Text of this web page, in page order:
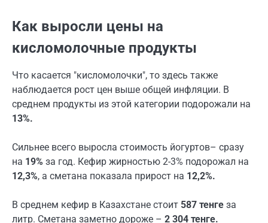
Как выросли цены на
кисломолочные продукты
Что касается "кисломолочки", то здесь также
наблюдается рост цен выше общей инфляции. В
среднем продукты из этой категории подорожали на
13%.
Сильнее всего выросла стоимость йогуртов– сразу
на 19% за год. Кефир жирностью 2-3% подорожал на
12,3%, а сметана показала прирост на 12,2%.
В среднем кефир в Казахстане стоит 587 тенге за
литр. Сметана заметно дороже – 2 304 тенге.